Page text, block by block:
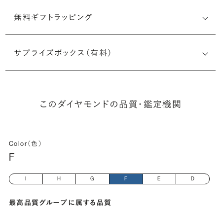
無料ギフトラッピング
サプライズボックス（有料）
このダイヤモンドの品質・鑑定機関
Color（色）
F
H G F E D
最高品質グループに属する品質